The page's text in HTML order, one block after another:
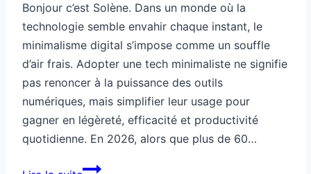
Bonjour c’est Solène. Dans un monde où la
technologie semble envahir chaque instant, le
minimalisme digital s’impose comme un souffle
d’air frais. Adopter une tech minimaliste ne signifie
pas renoncer à la puissance des outils
numériques, mais simplifier leur usage pour
gagner en légèreté, efficacité et productivité
quotidienne. En 2026, alors que plus de 60…
Tech